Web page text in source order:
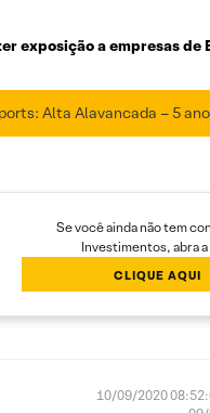
exposição a empresas de
Alta Alavancada – 5
Se você ainda não tem
Investimentos, abra a
CLIQUE AQUI
10/09/2020